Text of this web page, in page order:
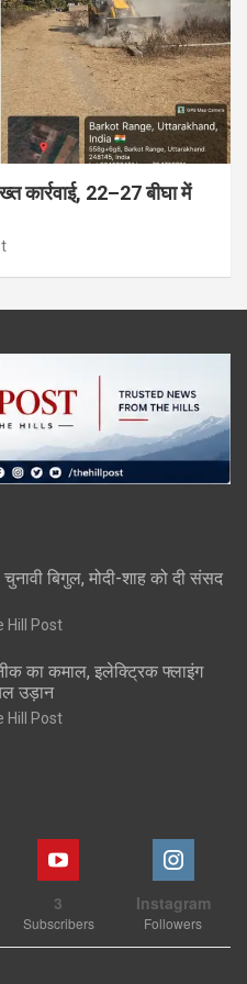
कार्रवाई, 22–27 बीघा में
बिगुल, मोदी-शाह को दी संसद
Hill Post
का कमाल, इलेक्ट्रिक फ्लाइंग
उड़ान
Hill Post
3
Subscribers
Instagram
Followers